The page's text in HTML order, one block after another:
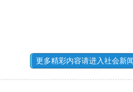
更多精彩内容请进入社会新闻